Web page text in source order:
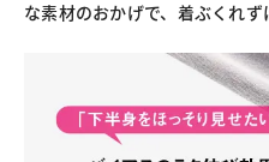
な素材のおかげで、着ぶくれず